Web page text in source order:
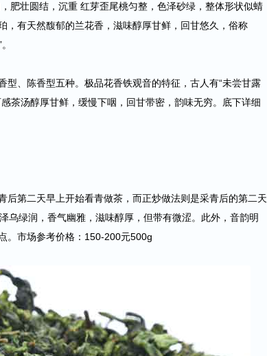
肥壮圆结，沉重 红芽歪尾桃匀整，色泽砂绿，整体形状似蜻
，有天然馥郁的兰花香，滋味醇厚甘鲜，回甘悠久，俗称
型 、陈香型五种。极品花香铁观音的特征，古人有“未尝甘露
茶汤醇厚甘鲜，缓慢下咽，回甘带密，韵味无穷。底下详细
后第二天早上开始看青做茶，而正炒做法则是采青后的第二天
乌绿润，香气幽雅，滋味醇厚，但带有微涩。此外，音韵明
。市场参考价格：150-200元500g